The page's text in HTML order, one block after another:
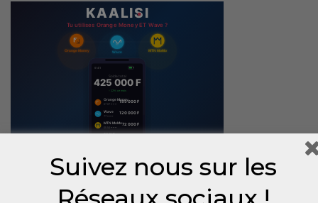
Suivez nous sur les